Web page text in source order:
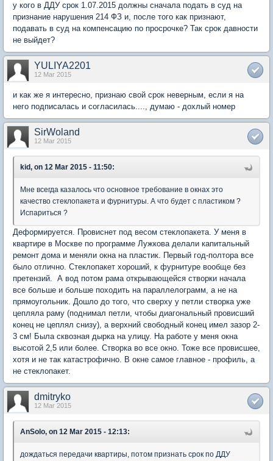
у кого в ДДУ срок 1.07.2015 должны сначала подать в суд на
признание нарушения 214 ФЗ и, после того как признают,
подавать в суд на компенсацию по просрочке? Так срок давности
не выйдет?
YULIYA2201
12 Mar 2015
и как же я интересно, признаю свой срок неверным, если я на
него подписалась и согласилась...., думаю - дохлый номер
SirWoland
12 Mar 2015
kid, on 12 Mar 2015 - 11:50:
Мне всегда казалось что основное требование в окнах это
качество стеклопакета и фурнитуры. А что будет с пластиком ?
Испариться ?
Деформируется. Провиснет под весом стеклопакета. У меня в
квартире в Москве по программе Лужкова делали капитальный
ремонт дома и меняли окна на пластик. Первый год-полтора все
было отлично. Стеклопакет хороший, к фурнитуре вообще без
претензий. А вод потом рама открывающейся створки начала
все больше и больше походить на параллелограмм, а не на
прямоугольник. Дошло до того, что сверху у петли створка уже
цепляла раму (поднимал петли, чтобы диагональный провисший
конец не цеплял снизу), а верхний свободный конец имел зазор 2-
3 см! Была сквозная дырка на улицу. На работе у меня окна
высотой 2,5 или более. Створка во все окно. Тоже все провисшее,
хотя и не так катастрофично. В окне самое главное - профиль, а
не стеклопакет.
dmitryko
12 Mar 2015
AnSolo, on 12 Mar 2015 - 12:13:
дождаться передачи квартиры, потом признать срок по ДДУ